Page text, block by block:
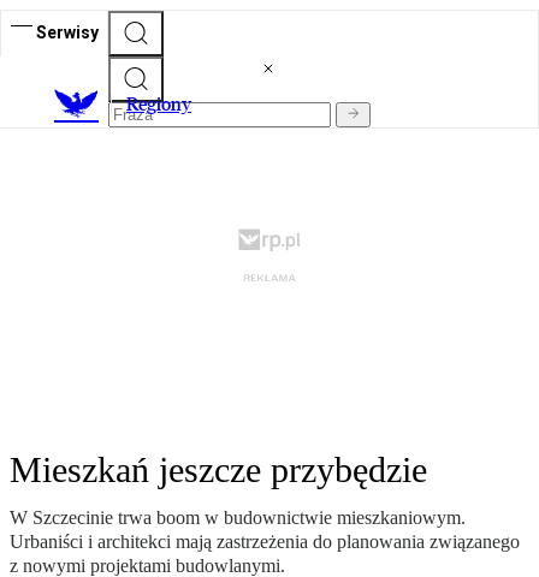
Serwisy
Regiony
Mieszkań jeszcze przybędzie
W Szczecinie trwa boom w budownictwie mieszkaniowym.
Urbaniści i architekci mają zastrzeżenia do planowania związanego
z nowymi projektami budowlanymi.